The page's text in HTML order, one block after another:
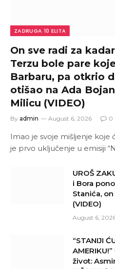
ZADRUGA 10 ELITA
On sve radi za
Terzu bole pare
Barbaru, pa otkrio
otišao na Ada
Milicu (VIDEO)
By admin August 6, 2026 0
Imao je svoje mišljenje koje
je prvo uključenje u emisiji
UROŠ
i Bora
Stanića,
(VIDEO)
August 6,
“STANIJI
život: